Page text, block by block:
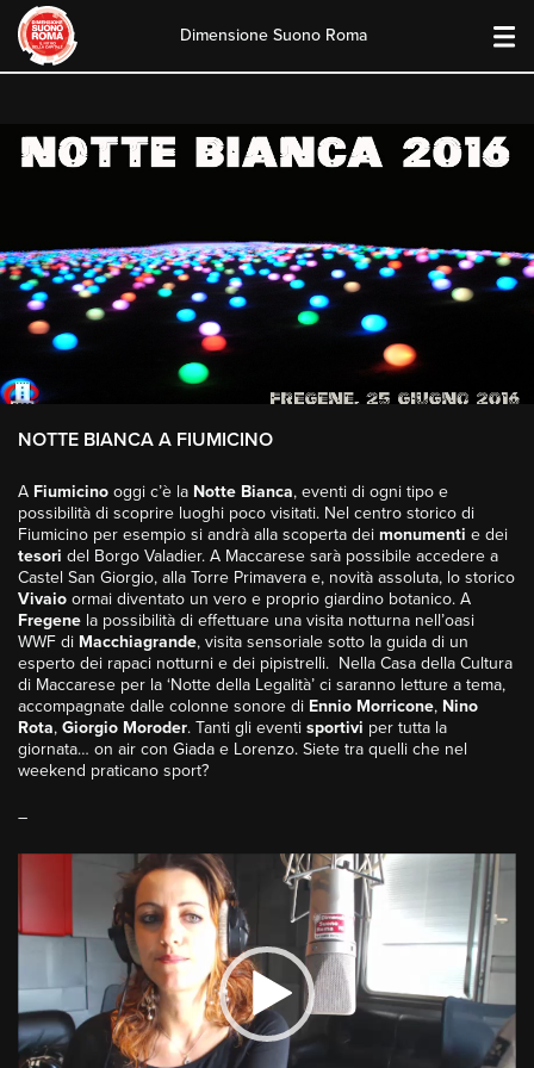
Dimensione Suono Roma
NOTTE BIANCA A FIUMICINO
A Fiumicino oggi c’è la Notte Bianca, eventi di ogni tipo e
possibilità di scoprire luoghi poco visitati. Nel centro storico di
Fiumicino per esempio si andrà alla scoperta dei monumenti e dei
tesori del Borgo Valadier. A Maccarese sarà possibile accedere a
Castel San Giorgio, alla Torre Primavera e, novità assoluta, lo storico
Vivaio ormai diventato un vero e proprio giardino botanico. A
Fregene la possibilità di effettuare una visita notturna nell’oasi
WWF di Macchiagrande, visita sensoriale sotto la guida di un
esperto dei rapaci notturni e dei pipistrelli. Nella Casa della Cultura
di Maccarese per la ‘Notte della Legalità’ ci saranno letture a tema,
accompagnate dalle colonne sonore di Ennio Morricone, Nino
Rota, Giorgio Moroder. Tanti gli eventi sportivi per tutta la
giornata… on air con Giada e Lorenzo. Siete tra quelli che nel
weekend praticano sport?
–